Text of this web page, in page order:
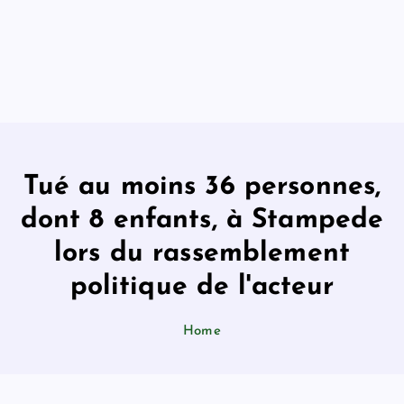
Tué au moins 36 personnes,
dont 8 enfants, à Stampede
lors du rassemblement
politique de l'acteur
Home